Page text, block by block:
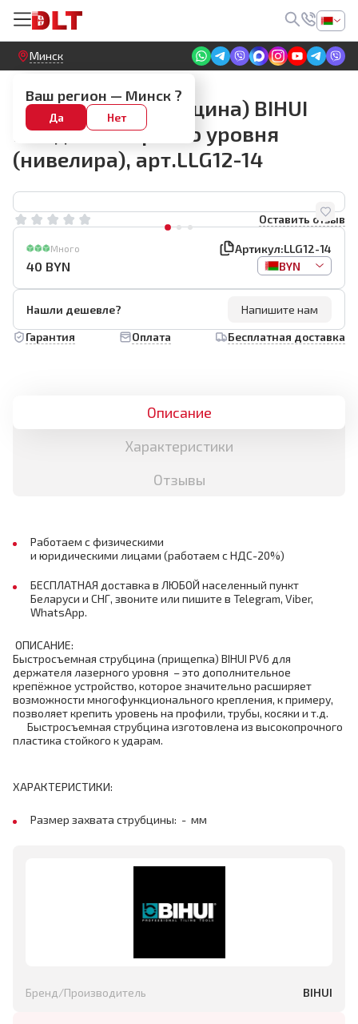
Круглосуточный! Прием заявок на сайте
Минск
Ваш регион — Минск ?
Да Нет
Аксессуары к лазерным нивелирам
Крепление (струбцина) BIHUI
PV6 для лазерного уровня
(нивелира), арт.LLG12-14
Оставить отзыв
Много Артикул:LLG12-14
40 BYN BYN
Нашли дешевле?
Напишите нам
Гарантия
Оплата Бесплатная доставка
Описание
Характеристики
Отзывы
Работаем с физическими
и юридическими лицами (работаем с НДС-20%)
БЕСПЛАТНАЯ доставка в ЛЮБОЙ населенный пункт
Беларуси и СНГ, звоните или пишите в Telegram, Viber,
WhatsApp.
ОПИСАНИЕ:
Быстросъемная струбцина (прищепка) BIHUI PV6 для
держателя лазерного уровня – это дополнительное
крепёжное устройство, которое значительно расширяет
возможности многофункционального крепления, к примеру,
позволяет крепить уровень на профили, трубы, косяки и т.д.
Быстросъемная струбцина изготовлена из высокопрочного
пластика стойкого к ударам.
ХАРАКТЕРИСТИКИ:
Размер захвата струбцины: - мм
Бренд/Производитель BIHUI